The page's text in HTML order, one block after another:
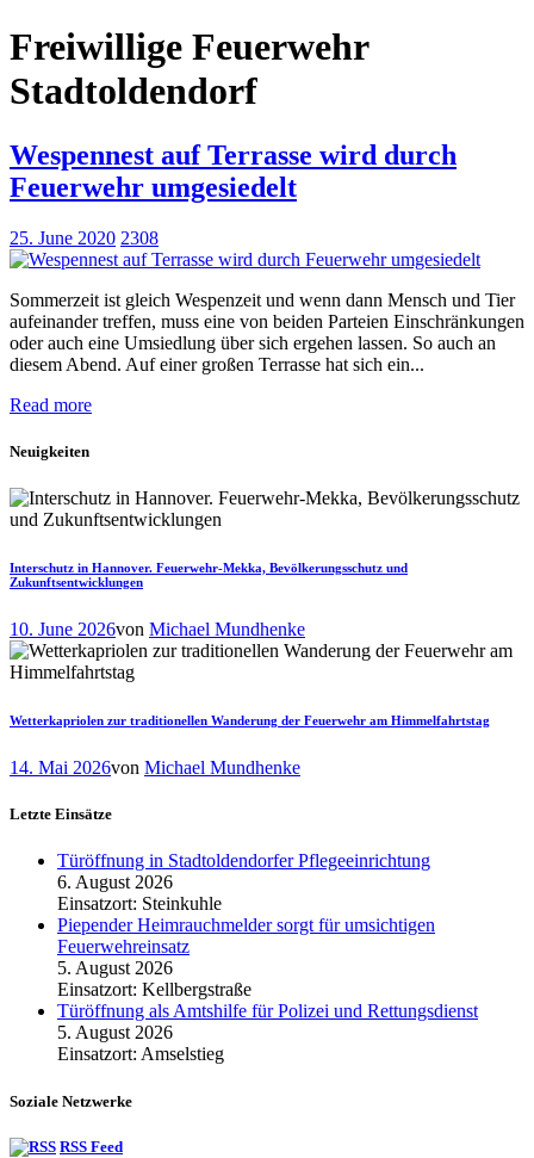
Freiwillige Feuerwehr
Stadtoldendorf
Wespennest auf Terrasse wird durch
Feuerwehr umgesiedelt
25. June 2020 2308
Sommerzeit ist gleich Wespenzeit und wenn dann Mensch und Tier
aufeinander treffen, muss eine von beiden Parteien Einschränkungen
oder auch eine Umsiedlung über sich ergehen lassen. So auch an
diesem Abend. Auf einer großen Terrasse hat sich ein...
Read more
Neuigkeiten
Interschutz in Hannover. Feuerwehr-Mekka, Bevölkerungsschutz und
Zukunftsentwicklungen
10. June 2026von Michael Mundhenke
Wetterkapriolen zur traditionellen Wanderung der Feuerwehr am Himmelfahrtstag
14. Mai 2026von Michael Mundhenke
Letzte Einsätze
Türöffnung in Stadtoldendorfer Pflegeeinrichtung
6. August 2026
Einsatzort: Steinkuhle
Piepender Heimrauchmelder sorgt für umsichtigen
Feuerwehreinsatz
5. August 2026
Einsatzort: Kellbergstraße
Türöffnung als Amtshilfe für Polizei und Rettungsdienst
5. August 2026
Einsatzort: Amselstieg
Soziale Netzwerke
RSS Feed